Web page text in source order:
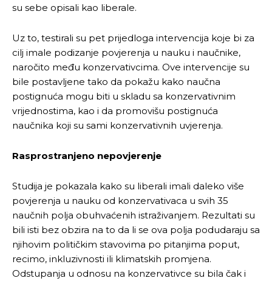
su sebe opisali kao liberale.
Uz to, testirali su pet prijedloga intervencija koje bi za
cilj imale podizanje povjerenja u nauku i naučnike,
naročito među konzervativcima. Ove intervencije su
bile postavljene tako da pokažu kako naučna
postignuća mogu biti u skladu sa konzervativnim
vrijednostima, kao i da promovišu postignuća
naučnika koji su sami konzervativnih uvjerenja.
Rasprostranjeno nepovjerenje
Studija je pokazala kako su liberali imali daleko više
povjerenja u nauku od konzervativaca u svih 35
naučnih polja obuhvaćenih istraživanjem. Rezultati su
bili isti bez obzira na to da li se ova polja podudaraju sa
njihovim političkim stavovima po pitanjima poput,
recimo, inkluzivnosti ili klimatskih promjena.
Odstupanja u odnosu na konzervativce su bila čak i